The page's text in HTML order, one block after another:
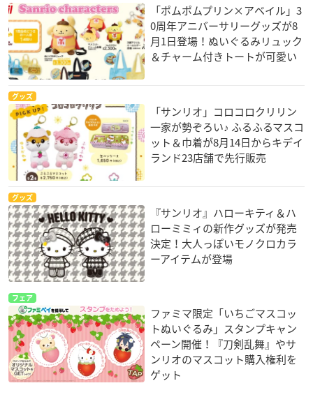
「ポムポムプリン×アベイル」3
0周年アニバーサリーグッズが8
月1日登場！ぬいぐるみリュック
＆チャーム付きトートが可愛い
グッズ
「サンリオ」コロコロクリリン
一家が勢ぞろい♪ ふるふるマスコ
ット＆巾着が8月14日からキデイ
ランド23店舗で先行販売
グッズ
『サンリオ』ハローキティ＆ハ
ローミミィの新作グッズが発売
決定！大人っぽいモノクロカラ
ーアイテムが登場
フェア
ファミマ限定「いちごマスコッ
トぬいぐるみ」スタンプキャン
ペーン開催！『刀剣乱舞』やサ
ンリオのマスコット購入権利を
ゲット